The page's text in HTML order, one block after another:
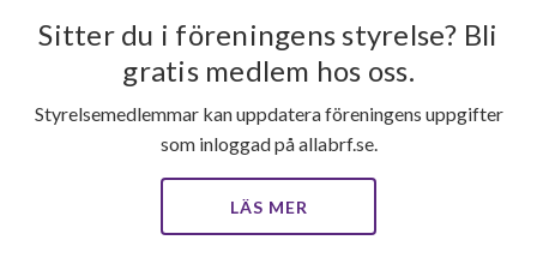
Sitter du i föreningens styrelse? Bli
gratis medlem hos oss.
Styrelsemedlemmar kan uppdatera föreningens uppgifter
som inloggad på allabrf.se.
LÄS MER